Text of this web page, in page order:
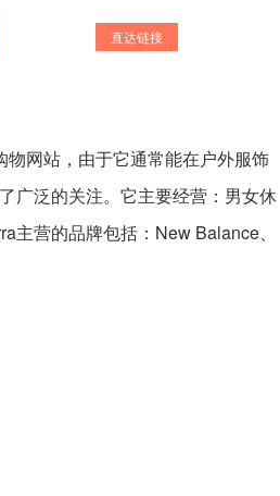
直达链接
网站，由于它通常能在户外服饰
广泛的关注。它主要经营：男女休
营的品牌包括：New Balance、